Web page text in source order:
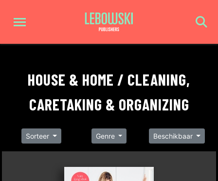
HOUSE & HOME / CLEANING,
CARETAKING & ORGANIZING
Sorteer Genre Beschikbaar